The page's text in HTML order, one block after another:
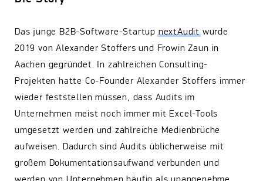
Das junge B2B-Software-StartupnextAuditwurde
2019 von Alexander Stoffers und Frowin Zaun in
Aachen gegründet. In zahlreichen Consulting-
Projekten hatte Co-Founder Alexander Stoffers immer
wieder feststellen müssen, dass Audits im
Unternehmen meist noch immer mit Excel-Tools
umgesetzt werden und zahlreiche Medienbrüche
aufweisen. Dadurch sind Audits üblicherweise mit
großem Dokumentationsaufwand verbunden und